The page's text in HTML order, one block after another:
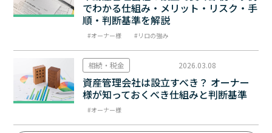
でわかる仕組み・メリット・リスク・手
順・判断基準を解説
オーナー様 リロの強み
相続・税金 2026.03.08
資産管理会社は設立すべき？ オーナー
様が知っておくべき仕組みと判断基準
オーナー様